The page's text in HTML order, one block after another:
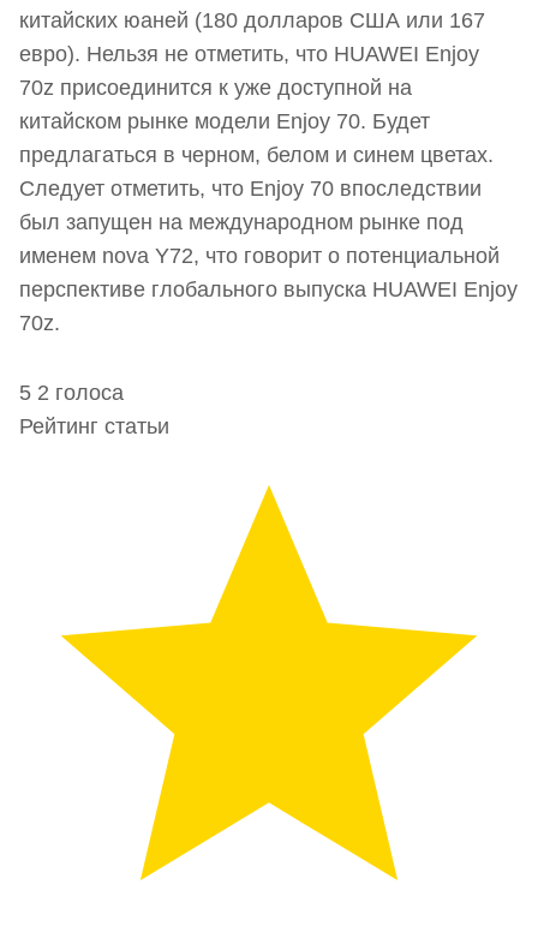
китайских юаней (180 долларов США или 167
евро). Нельзя не отметить, что HUAWEI Enjoy
70z присоединится к уже доступной на
китайском рынке модели Enjoy 70. Будет
предлагаться в черном, белом и синем цветах.
Следует отметить, что Enjoy 70 впоследствии
был запущен на международном рынке под
именем nova Y72, что говорит о потенциальной
перспективе глобального выпуска HUAWEI Enjoy
70z.
5 2 голоса
Рейтинг статьи